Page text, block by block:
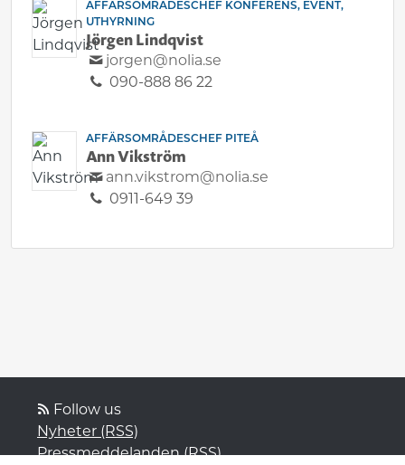
AFFÄRSOMRÅDESCHEF KONFERENS, EVENT,
UTHYRNING
Jörgen Lindqvist
jorgen@nolia.se
090-888 86 22
AFFÄRSOMRÅDESCHEF PITEÅ
Ann Vikström
ann.vikstrom@nolia.se
0911-649 39
Follow us
Nyheter (RSS)
Pressmeddelanden (RSS)